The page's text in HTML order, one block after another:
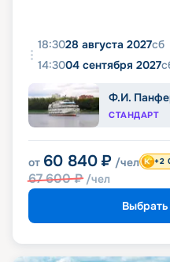
18:3028 августа 2027сб
14:3004 сентября 2027
Ф.И.
СТАНДАРТ
от 60 840 ₽ /чел
67 600₽ /чел
+2